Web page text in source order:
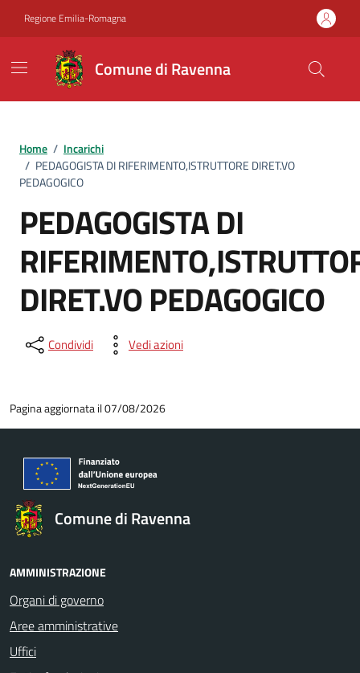
Regione Emilia-Romagna
Comune di Ravenna
Home / Incarichi
/ PEDAGOGISTA DI RIFERIMENTO,ISTRUTTORE DIRET.VO
PEDAGOGICO
PEDAGOGISTA DI
DIRET.VO PEDAGOGICO
Condividi Vedi azioni
Pagina aggiornata il 07/08/2026
Comune di Ravenna
AMMINISTRAZIONE
Organi di governo
Aree amministrative
Uffici